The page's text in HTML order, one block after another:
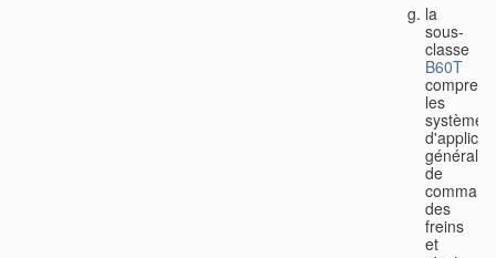
la
sous-
classe
B60T
comprend
les
systèmes
générale
de
des
freins
et